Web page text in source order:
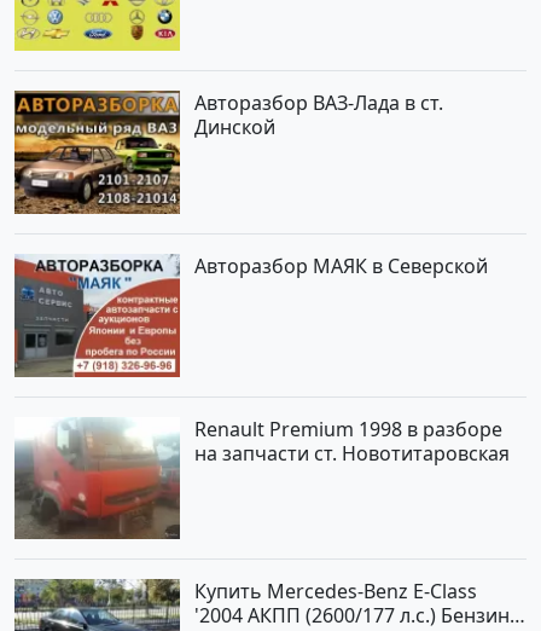
Авторазбор ВАЗ-Лада в ст.
Динской
Авторазбор МАЯК в Северской
Renault Premium 1998 в разборе
на запчасти ст. Новотитаровская
Купить Mercedes-Benz E-Class
'2004 АКПП (2600/177 л.с.) Бензин